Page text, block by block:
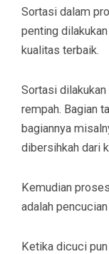
Sortasi dalam
penting
kualitas terbaik.
Sortasi
rempah. Bagian
bagiannya
dibersihkah dari
Kemudian
adalah
Ketika dicuci